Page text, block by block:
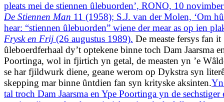
pleats mei de stiennen ûlebuorden’, RONO, 10
De Stiennen Man 11 (1958); S.J. van der Molen, ‘Om
hear: “stiennen ûlebuorden” wiene der mear as op ien
Frysk en Frij (26 augustus 1989). De measte fersys fan it
ûleboerdferhaal dy’t optekene binne toch Dam Jaarsma
Poortinga, wol in fjirtich yn getal, de measten yn ’e
se har fjildwurk diene, geane werom op Dykstra syn
skepping mar binne ûntdien fan syn krityske aksinten.
tal troch Dam Jaarsma en Ype Poortinga yn de sechstiger